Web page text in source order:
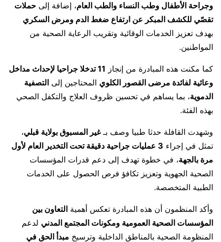
وجراحة الأطفال وطب النساء والطب العام، إضافة إلى حملات
تقصّي للكشف المبكر عن ارتفاع ضغط الدم ومرض السكري
بهدف تعزيز الخدمات الوقائية وتقريب الرعاية الصحية من
المواطنين.
كما مكنت هذه المبادرة من إنجاز
11 تدخلا جراحيا لإحداث مداخل
وعائية لفائدة مرضى القصور الكلوي المحتاجين إلى التصفية
الدموية، بما يساهم في تحسين ظروف العلاج والتكفل الصحي
بهذه الفئة.
وشهدت القافلة حدثا طبيا وصف بـغير المسبوق بولاية قبلي،
تمثل في إجراء
3 عمليات جراحية دقيقة تحت التخدير العام لأول
مرة بالجهة، في خطوة تهدف إلى دعم قدرات المؤسسات
الصحية الجهوية وتعزيز تكافؤ فرص الحصول على الخدمات
الطبية المتخصصة.
وأكد المنظمون أن هذه المبادرة تعكس أهمية التعاون بين
المؤسسات الصحية العمومية ومكونات المجتمع المدني لدعم
المنظومة الصحية بالمناطق الداخلية وترسيخ مبدأ الحق في